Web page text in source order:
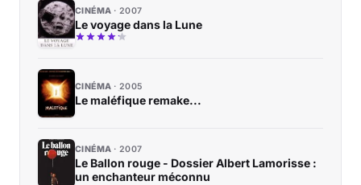
CINÉMA 2007
Le voyage dans la Lune
CINÉMA 2005
Le maléfique remake...
CINÉMA 2007
Le Ballon rouge - Dossier Albert Lamorisse :
un enchanteur méconnu